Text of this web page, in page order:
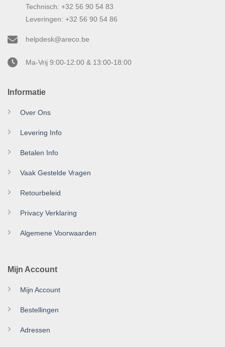
Informatie
Over Ons
Levering Info
Betalen Info
Vaak Gestelde Vragen
Retourbeleid
Privacy Verklaring
Algemene Voorwaarden
Mijn Account
Mijn Account
Bestellingen
Adressen
Technisch: +32 56 90 54 83
Leveringen: +32 56 90 54 86
helpdesk@areco.be
Ma-Vrij 9:00-12:00 & 13:00-18:00